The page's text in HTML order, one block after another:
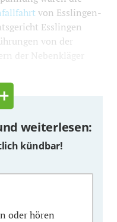
von Esslingen-
Esslingen
von der
der Nebenkläger
weiterlesen:
kündbar!
oder hören